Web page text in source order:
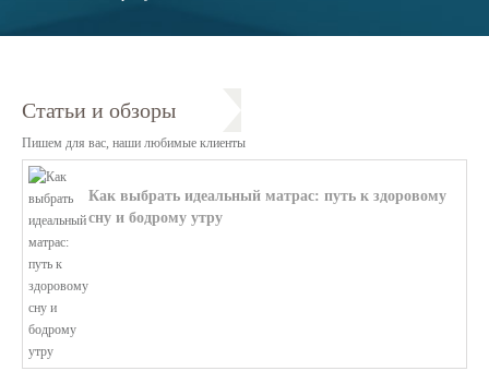
Статьи и обзоры
Пишем для вас, наши любимые клиенты
Как выбрать идеальный матрас: путь к здоровому
сну и бодрому утру